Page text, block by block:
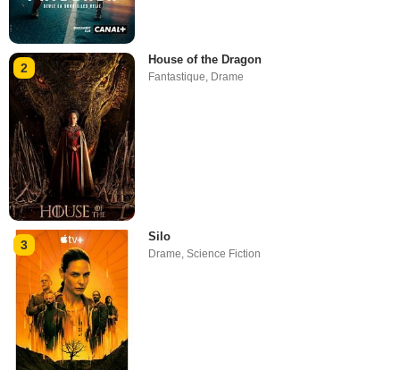
2
House of the Dragon
Fantastique Drame
3
Silo
Drame,Science Fiction